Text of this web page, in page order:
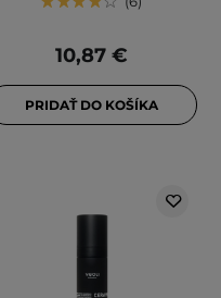
10,87 €
PRIDAŤ DO KOŠÍKA